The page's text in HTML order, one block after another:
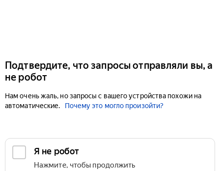
Подтвердите, что запросы отправляли вы, а
не робот
Нам очень жаль, но запросы с вашего устройства похожи на
автоматические.
Почему это могло произойти?